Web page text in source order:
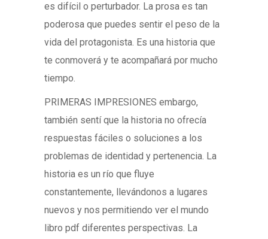
es difícil o perturbador. La prosa es tan
poderosa que puedes sentir el peso de la
vida del protagonista. Es una historia que
te conmoverá y te acompañará por mucho
tiempo.
PRIMERAS IMPRESIONES embargo,
también sentí que la historia no ofrecía
respuestas fáciles o soluciones a los
problemas de identidad y pertenencia. La
historia es un río que fluye
constantemente, llevándonos a lugares
nuevos y nos permitiendo ver el mundo
libro pdf diferentes perspectivas. La